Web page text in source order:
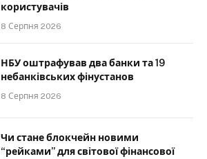
користувачів
8 Серпня 2026
НБУ оштрафував два банки та 19
небанківських фінустанов
8 Серпня 2026
Чи стане блокчейн новими
“рейками” для світової фінансової